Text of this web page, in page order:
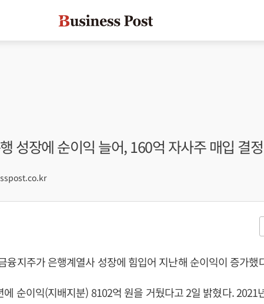
성장에 순이익 늘어, 160억 자사주 매입 결정
융지주가 은행계열사 성장에 힘입어 지난해 순이익이 증가했
순이익(지배지분) 8102억 원을 거뒀다고 2일 밝혔다. 2021